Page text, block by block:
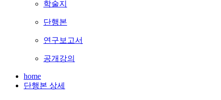
학술지
단행본
연구보고서
공개강의
home
단행본 상세